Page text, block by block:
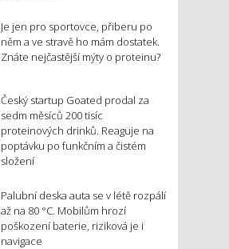
Je jen pro sportovce, přiberu po
něm a ve stravě ho mám dostatek.
Znáte nejčastější mýty o proteinu?
Český startup Goated prodal za
sedm měsíců 200 tisíc
proteinových drinků. Reaguje na
poptávku po funkčním a čistém
složení
Palubní deska auta se v létě rozpálí
až na 80 °C. Mobilům hrozí
poškození baterie, riziková je i
navigace